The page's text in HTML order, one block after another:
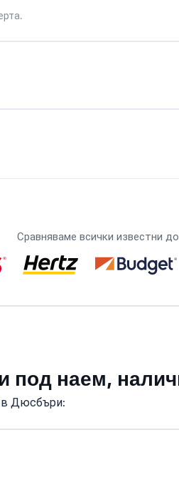
Сравняваме всички известни
под наем,
в Дюсбъри: